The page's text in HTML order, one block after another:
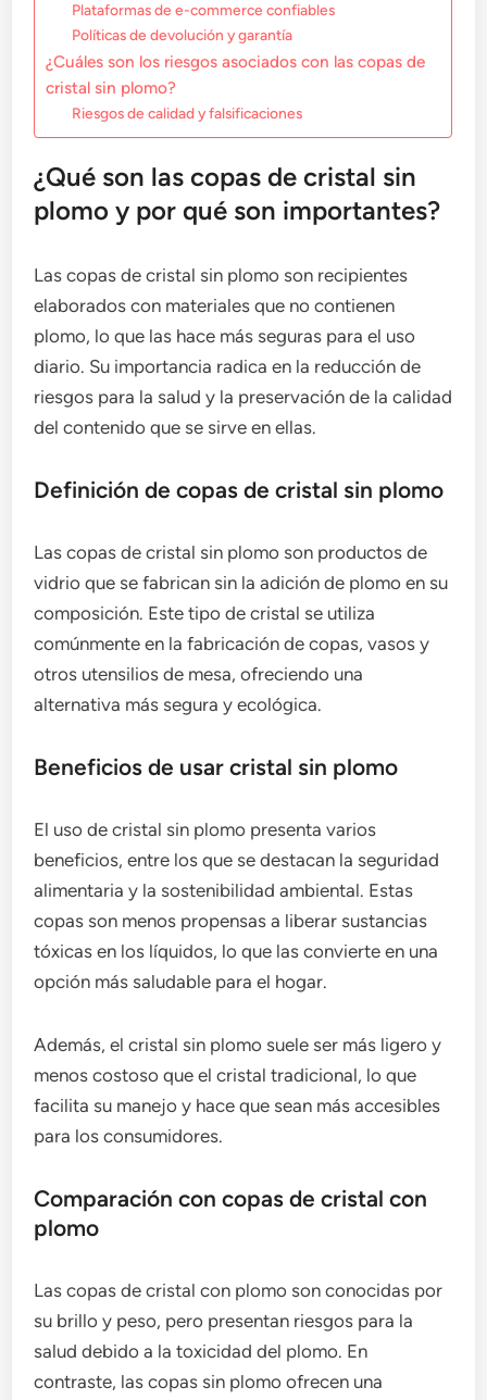
Plataformas de e-commerce confiables
Políticas de devolución y garantía
¿Cuáles son los riesgos asociados con las copas de
cristal sin plomo?
Riesgos de calidad y falsificaciones
¿Qué son las copas de cristal sin
plomo y por qué son importantes?
Las copas de cristal sin plomo son recipientes
elaborados con materiales que no contienen
plomo, lo que las hace más seguras para el uso
diario. Su importancia radica en la reducción de
riesgos para la salud y la preservación de la calidad
del contenido que se sirve en ellas.
Definición de copas de cristal sin plomo
Las copas de cristal sin plomo son productos de
vidrio que se fabrican sin la adición de plomo en su
composición. Este tipo de cristal se utiliza
comúnmente en la fabricación de copas, vasos y
otros utensilios de mesa, ofreciendo una
alternativa más segura y ecológica.
Beneficios de usar cristal sin plomo
El uso de cristal sin plomo presenta varios
beneficios, entre los que se destacan la seguridad
alimentaria y la sostenibilidad ambiental. Estas
copas son menos propensas a liberar sustancias
tóxicas en los líquidos, lo que las convierte en una
opción más saludable para el hogar.
Además, el cristal sin plomo suele ser más ligero y
menos costoso que el cristal tradicional, lo que
facilita su manejo y hace que sean más accesibles
para los consumidores.
Comparación con copas de cristal con
plomo
Las copas de cristal con plomo son conocidas por
su brillo y peso, pero presentan riesgos para la
salud debido a la toxicidad del plomo. En
contraste, las copas sin plomo ofrecen una